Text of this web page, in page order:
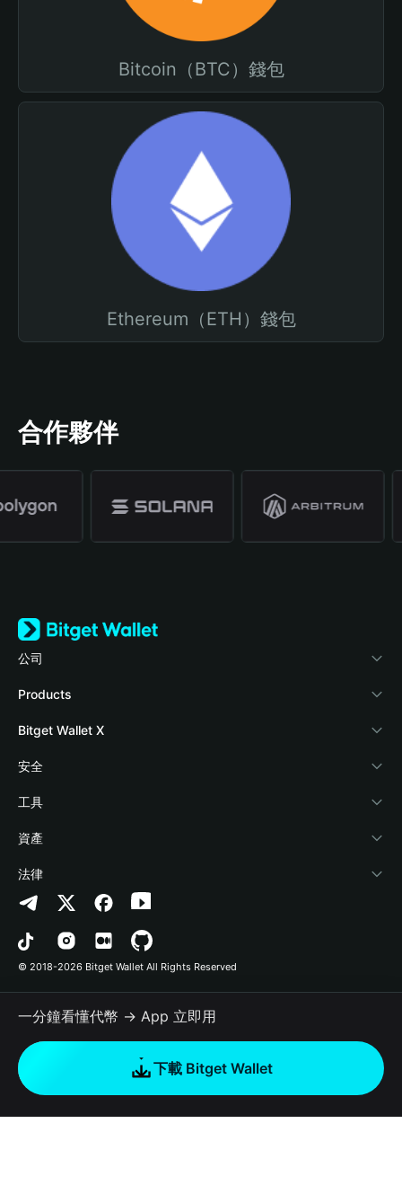
Bitcoin（BTC）錢包
Ethereum（ETH）錢包
合作夥伴
公司
關於 Bitget Wallet
部落格
學院
加密資訊
幫助中心
‌聯繫我們
品牌資源
工作機會
Products
Crypto Card
Stablecoin Earn
Payfi Crypto
Crypto Swap API
Altcoin Season Index
Prediction Markets
DApp
RWA
如何購買加密貨幣
Bitget Wallet X
開發者文件
連接錢包
Bitget Wallet Pay
合作上架
安全
風險保障基金
安全防護技術
工具
快捷買幣
授權檢測
合約檢測
批次轉帳
資產
Arbitrum
Avalanche
Bitcoin
Polygon
法律
隱私協議
用戶使用協議
© 2018-2026 Bitget Wallet All Rights Reserved
一分鐘看懂代幣 → App 立即用
下載 Bitget Wallet